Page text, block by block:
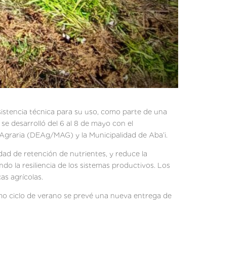
técnica para su uso, como parte de una
desarrolló del 6 al 8 de mayo con el
(DEAg/MAG) y la Municipalidad de Aba’i.
de retención de nutrientes, y reduce la
la resiliencia de los sistemas productivos. Los
agrícolas.
ciclo de verano se prevé una nueva entrega de